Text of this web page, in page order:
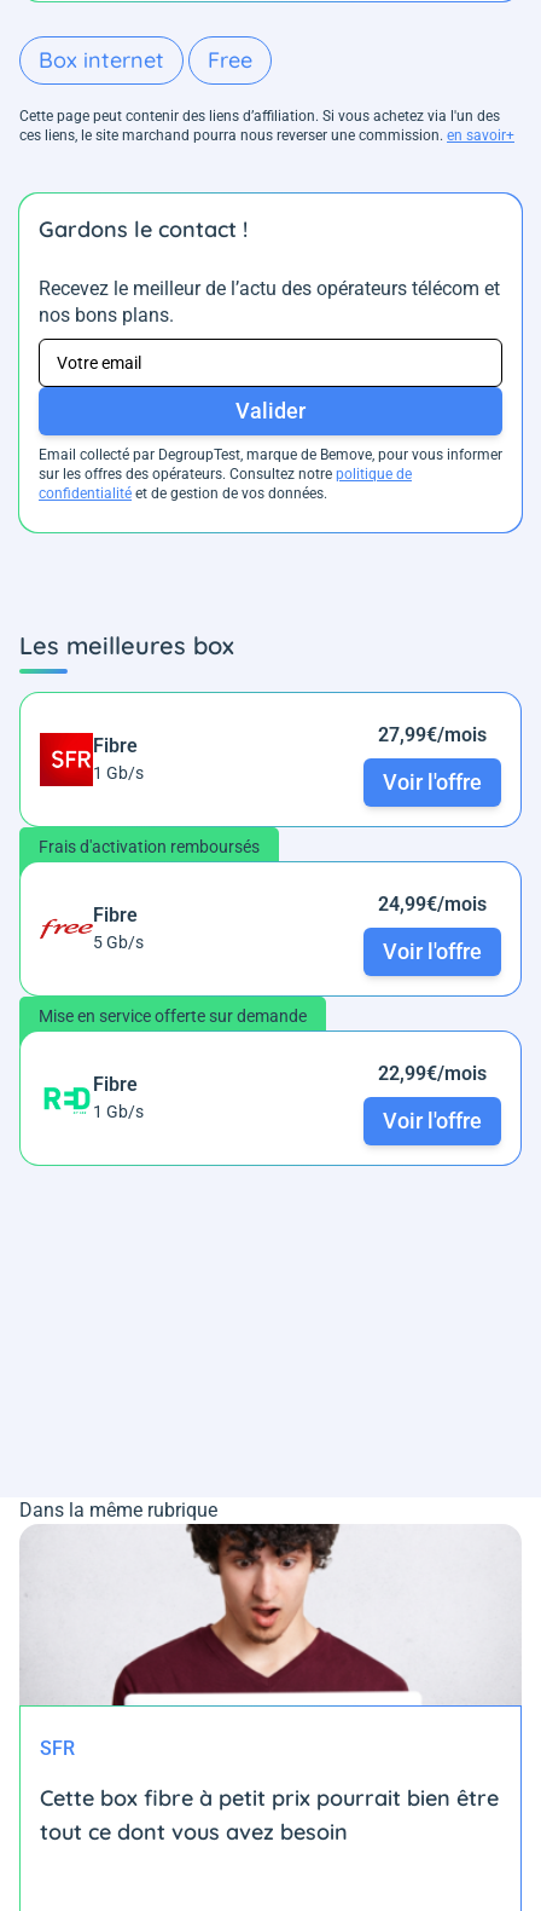
Box internet Free
Cette page peut contenir des liens d’affiliation. Si vous achetez via l'un des
ces liens, le site marchand pourra nous reverser une commission. en savoir+
Gardons le contact !
Recevez le meilleur de l’actu des opérateurs télécom et
nos bons plans.
Valider
Email collecté par DegroupTest, marque de Bemove, pour vous informer
sur les offres des opérateurs. Consultez notre politique de
confidentialité et de gestion de vos données.
Les meilleures box
Fibre
1 Gb/s
27,99€/mois
Voir l'offre
Frais d'activation remboursés
Fibre
5 Gb/s
24,99€/mois
Voir l'offre
Mise en service offerte sur demande
Fibre
1 Gb/s
22,99€/mois
Voir l'offre
Dans la même rubrique
SFR
Cette box fibre à petit prix pourrait bien être
tout ce dont vous avez besoin